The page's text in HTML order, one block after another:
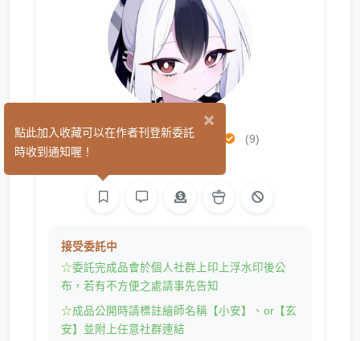
XiaoAnn玄安 (9)
接受委託中
☆委託完成品會於個人社群上印上浮水印後公
布，若有不方便之處請事先告知
☆成品公開時請標註繪師名稱【小安】、or【玄
安】並附上任意社群連結
×
點此加入收藏可以在作者刊登新委託
時收到通知喔！